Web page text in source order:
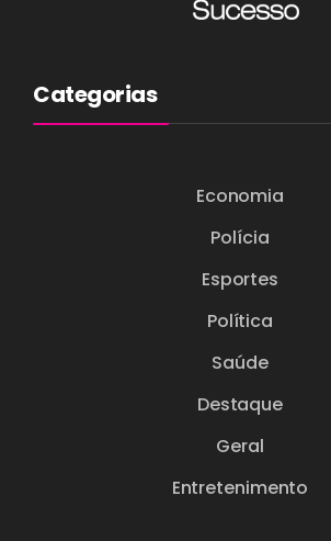
Categorias
Economia
Polícia
Esportes
Política
Saúde
Destaque
Geral
Entretenimento